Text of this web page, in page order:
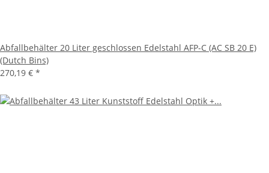
Abfallbehälter 20 Liter geschlossen Edelstahl AFP-C (AC SB 20 E)
(Dutch Bins)
270,19 € *